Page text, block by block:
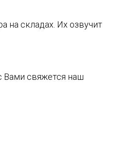
на складах. Их озвучит
Вами свяжется наш